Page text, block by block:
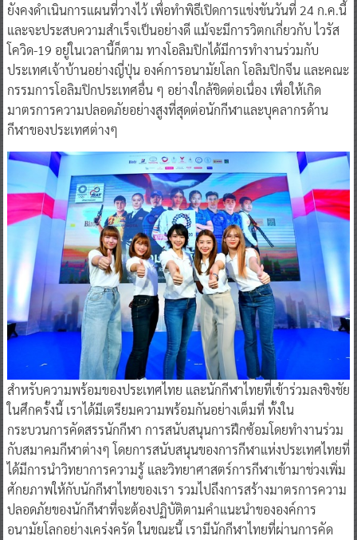
ยังคงดำเนินการแผนที่วางไว้ เพื่อทำพิธีเปิดการแข่งขันวันที่ 24 ก.ค.นี้
และจะประสบความสำเร็จเป็นอย่างดี แม้จะมีการวิตกเกี่ยวกับ ไวรัส
โควิด-19 อยู่ในเวลานี้ก็ตาม ทางโอลิมปิกได้มีการทำงานร่วมกับ
ประเทศเจ้าบ้านอย่างญี่ปุ่น องค์การอนามัยโลก โอลิมปิกจีน และคณะ
กรรมการโอลิมปิกประเทศอื่น ๆ อย่างใกล้ชิดต่อเนื่อง เพื่อให้เกิด
มาตรการความปลอดภัยอย่างสูงที่สุดต่อนักกีฬาและบุคลากรด้าน
กีฬาของประเทศต่างๆ
สำหรับความพร้อมของประเทศไทย และนักกีฬาไทยที่เข้าร่วมลงชิงชัย
ในศึกครั้งนี้ เราได้มีเตรียมความพร้อมกันอย่างเต็มที่ ทั้งใน
กระบวนการคัดสรรนักกีฬา การสนับสนุนการฝึกซ้อมโดยทำงานร่วม
กับสมาคมกีฬาต่างๆ โดยการสนับสนุนของการกีฬาแห่งประเทศไทยที่
ได้มีการนำวิทยาการความรู้ และวิทยาศาสตร์การกีฬาเข้ามาช่วงเพิ่ม
ศักยภาพให้กับนักกีฬาไทยของเรา รวมไปถึงการสร้างมาตรการความ
ปลอดภัยของนักกีฬาที่จะต้องปฏิบัติตามคำแนะนำขององค์การ
อนามัยโลกอย่างเคร่งครัด ในขณะนี้ เรามีนักกีฬาไทยที่ผ่านการคัด